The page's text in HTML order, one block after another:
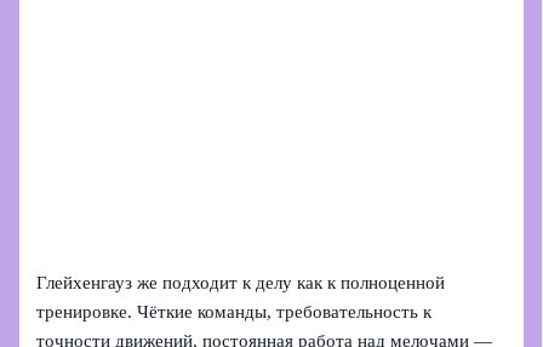
Глейхенгауз же подходит к делу как к полноценной
тренировке. Чёткие команды, требовательность к
точности движений, постоянная работа над мелочами —